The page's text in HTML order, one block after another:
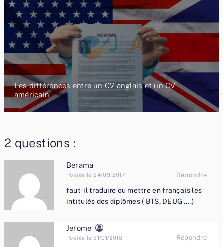
Les différences entre un CV anglais et un CV
américain
2 questions :
Berama
Postée le 24/09/2017
faut-il traduire ou mettre en français les
intitulés des diplômes ( BTS, DEUG ….)
Répondre
Jerome
Postée le 31/01/2018 Répondre